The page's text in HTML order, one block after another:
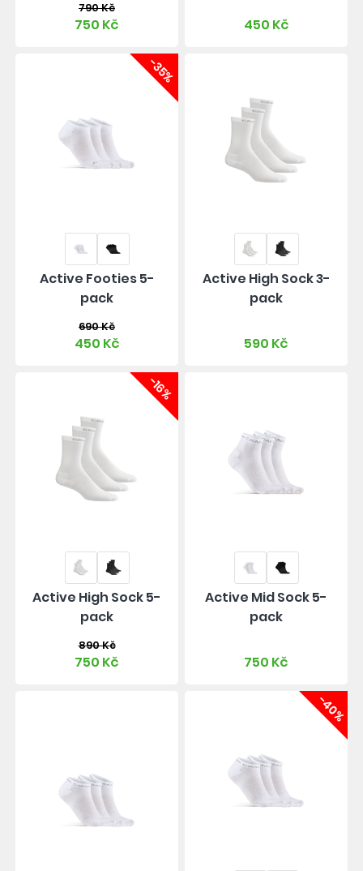
790 Kč
750 Kč 450 Kč
-35%
Active Footies 5-
pack
690 Kč
450 Kč
Active High Sock 3-
pack
590 Kč
-16%
Active High Sock 5-
pack
890 Kč
750 Kč
Active Mid Sock 5-
pack
750 Kč
-40%